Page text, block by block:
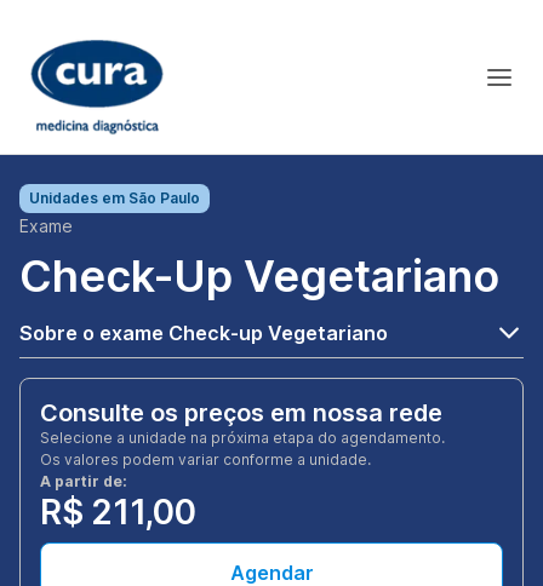
Unidades em São Paulo
Exame
Check-Up Vegetariano
Sobre o exame Check-up Vegetariano
Consulte os preços em nossa rede
Selecione a unidade na próxima etapa do agendamento.
Os valores podem variar conforme a unidade.
A partir de:
R$ 211,00
Agendar